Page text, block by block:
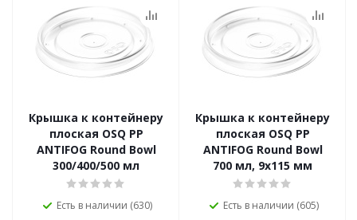
Крышка к контейнеру
плоская OSQ РР
ANTIFOG Round Bowl
300/400/500 мл
Есть в наличии (630)
Крышка к контейнеру
плоская OSQ РР
ANTIFOG Round Bowl
700 мл, 9x115 мм
Есть в наличии (605)